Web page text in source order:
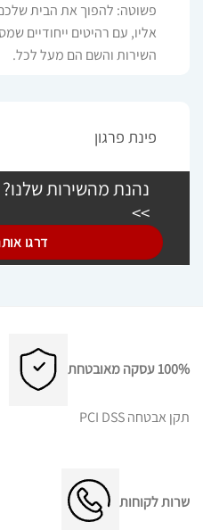
פשוטה: להפוך את הבית
אליו, עם רהיטים ייחודיים
השירות והשם הם מעל לכל.
פינת פרגון
נהנת מהשירות
>>
דרגו
100% עסקה מאובטחת
תקן אבטחה PCI DSS
שרות לקוחות